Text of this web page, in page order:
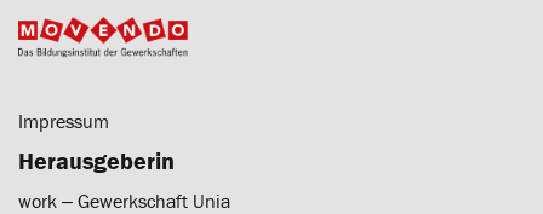
Impressum
Herausgeberin
work ‒ Gewerkschaft Unia